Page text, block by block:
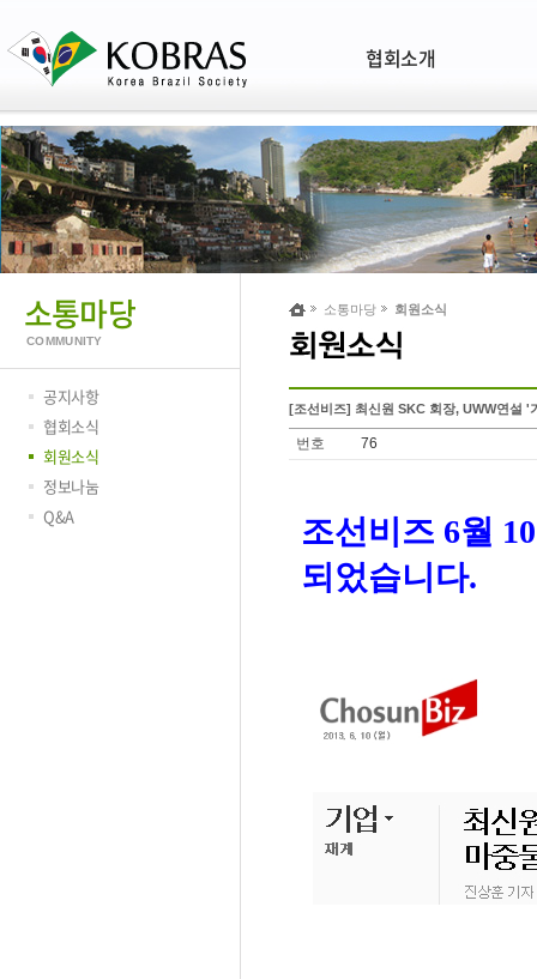
협회소개
소통마당
COMMUNITY
공지사항
협회소식
회원소식
정보나눔
Q&A
소통마당 회원소식
[조선비즈] 최신원 SKC 회장, UWW연설 '
번호 76